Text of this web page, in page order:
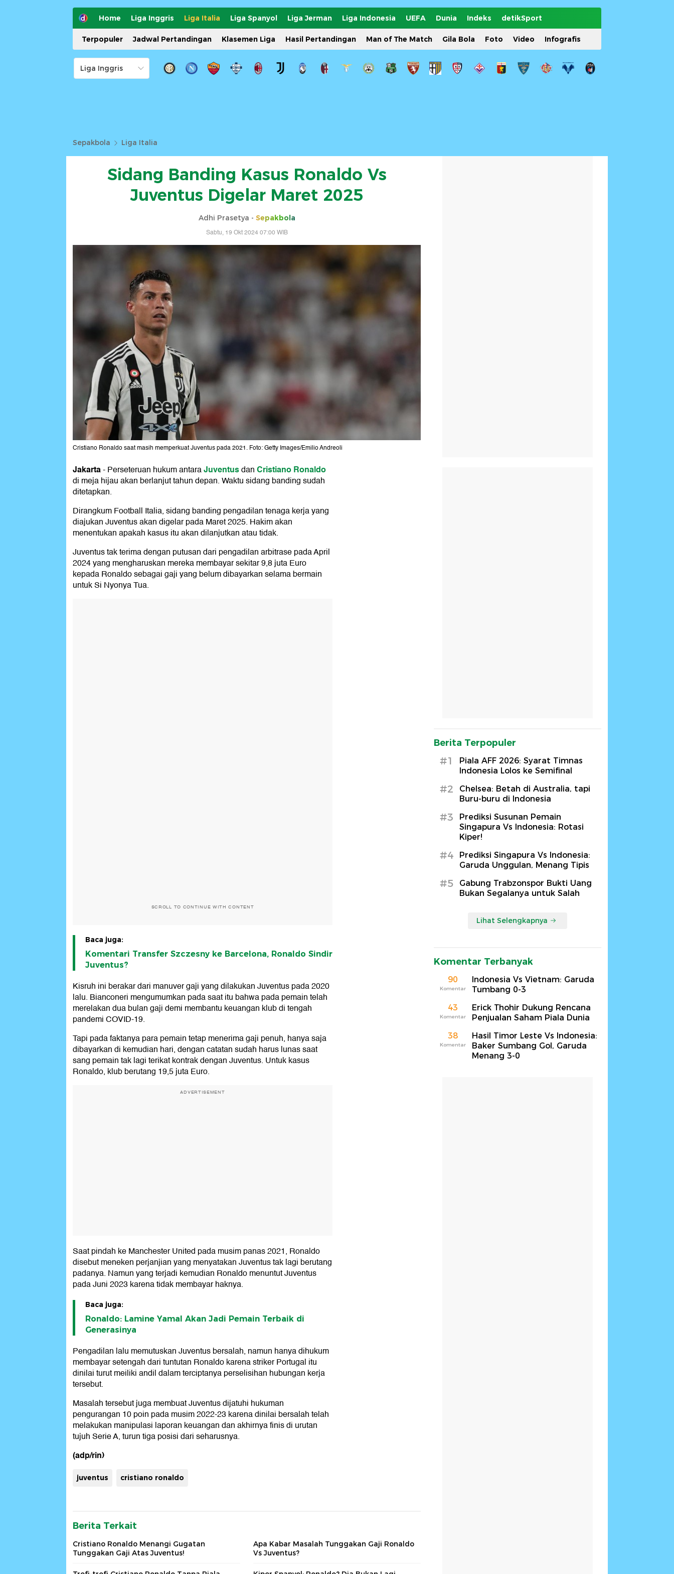
Home Liga Inggris Liga Italia Liga Spanyol Liga Jerman Liga Indonesia UEFA Dunia Indeks detikSport
Terpopuler Jadwal Pertandingan Klasemen Liga Hasil Pertandingan Man of The Match Gila Bola Foto Video Infografis
Sepakbola Liga Italia
Sidang Banding Kasus Ronaldo Vs
Juventus Digelar Maret 2025
Adhi Prasetya - Sepakbola
Sabtu, 19 Okt 2024 07:00 WIB
Cristiano Ronaldo saat masih memperkuat Juventus pada 2021. Foto: Getty Images/Emilio Andreoli
Jakarta-Perseteruan hukum antaraJuventusdanCristiano Ronaldo
di meja hijau akan berlanjut tahun depan. Waktu sidang banding sudah
ditetapkan.
Dirangkum Football Italia, sidang banding pengadilan tenaga kerja yang
diajukan Juventus akan digelar pada Maret 2025. Hakim akan
menentukan apakah kasus itu akan dilanjutkan atau tidak.
Juventus tak terima dengan putusan dari pengadilan arbitrase pada April
2024 yang mengharuskan mereka membayar sekitar 9,8 juta Euro
kepada Ronaldo sebagai gaji yang belum dibayarkan selama bermain
untuk Si Nyonya Tua.
SCROLL TO CONTINUE WITH CONTENT
Baca juga:
Komentari Transfer Szczesny ke Barcelona, Ronaldo Sindir
Juventus?
Kisruh ini berakar dari manuver gaji yang dilakukan Juventus pada 2020
lalu. Bianconeri mengumumkan pada saat itu bahwa pada pemain telah
merelakan dua bulan gaji demi membantu keuangan klub di tengah
pandemi COVID-19.
Tapi pada faktanya para pemain tetap menerima gaji penuh, hanya saja
dibayarkan di kemudian hari, dengan catatan sudah harus lunas saat
sang pemain tak lagi terikat kontrak dengan Juventus. Untuk kasus
Ronaldo, klub berutang 19,5 juta Euro.
ADVERTISEMENT
Saat pindah ke Manchester United pada musim panas 2021, Ronaldo
disebut meneken perjanjian yang menyatakan Juventus tak lagi berutang
padanya. Namun yang terjadi kemudian Ronaldo menuntut Juventus
pada Juni 2023 karena tidak membayar haknya.
Baca juga:
Ronaldo: Lamine Yamal Akan Jadi Pemain Terbaik di
Generasinya
Pengadilan lalu memutuskan Juventus bersalah, namun hanya dihukum
membayar setengah dari tuntutan Ronaldo karena striker Portugal itu
dinilai turut meiliki andil dalam terciptanya perselisihan hubungan kerja
tersebut.
Masalah tersebut juga membuat Juventus dijatuhi hukuman
pengurangan 10 poin pada musim 2022-23 karena dinilai bersalah telah
melakukan manipulasi laporan keuangan dan akhirnya finis di urutan
tujuh Serie A, turun tiga posisi dari seharusnya.
(adp/rin)
juventus cristiano ronaldo
Berita Terkait
Cristiano Ronaldo Menangi Gugatan
Tunggakan Gaji Atas Juventus!
Apa Kabar Masalah Tunggakan Gaji Ronaldo
Vs Juventus?
Berita Terpopuler
#1
Piala AFF 2026: Syarat Timnas
Indonesia Lolos ke Semifinal
#2
Chelsea: Betah di Australia, tapi
Buru-buru di Indonesia
#3
Prediksi Susunan Pemain
Singapura Vs Indonesia: Rotasi
Kiper!
#4
Prediksi Singapura Vs Indonesia:
Garuda Unggulan, Menang Tipis
#5
Gabung Trabzonspor Bukti Uang
Bukan Segalanya untuk Salah
Lihat Selengkapnya
Komentar Terbanyak
90
Komentar
Indonesia Vs Vietnam: Garuda
Tumbang 0-3
43
Komentar
Erick Thohir Dukung Rencana
Penjualan Saham Piala Dunia
38
Komentar
Hasil Timor Leste Vs Indonesia:
Baker Sumbang Gol, Garuda
Menang 3-0